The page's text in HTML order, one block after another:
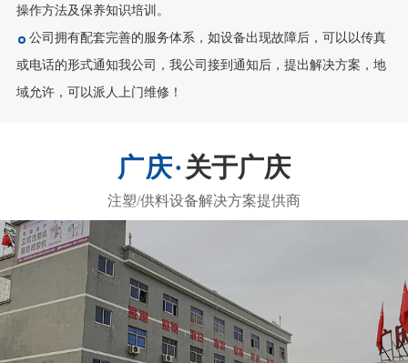
操作方法及保养知识培训。
公司拥有配套完善的服务体系，如设备出现故障后，可以以传真
或电话的形式通知我公司，我公司接到通知后，提出解决方案，地
域允许，可以派人上门维修！
关于广庆